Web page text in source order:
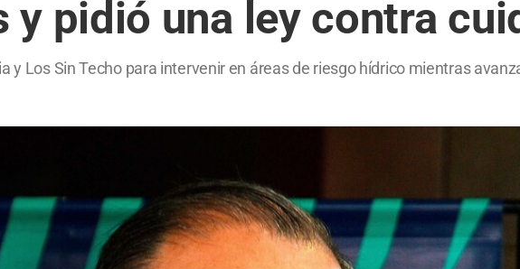
y pidió una ley contra
y Los Sin Techo para intervenir en áreas de riesgo hídrico mientras